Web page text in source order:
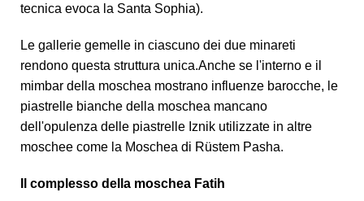
tecnica evoca la Santa Sophia).
Le gallerie gemelle in ciascuno dei due minareti
rendono questa struttura unica.Anche se l'interno e il
mimbar della moschea mostrano influenze barocche, le
piastrelle bianche della moschea mancano
dell'opulenza delle piastrelle Iznik utilizzate in altre
moschee come la Moschea di Rüstem Pasha.
Il complesso della moschea Fatih